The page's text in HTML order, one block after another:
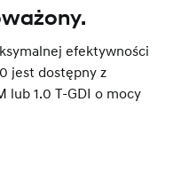
efektywności
jest dostępny z
lub 1.0 T-GDI o mocy